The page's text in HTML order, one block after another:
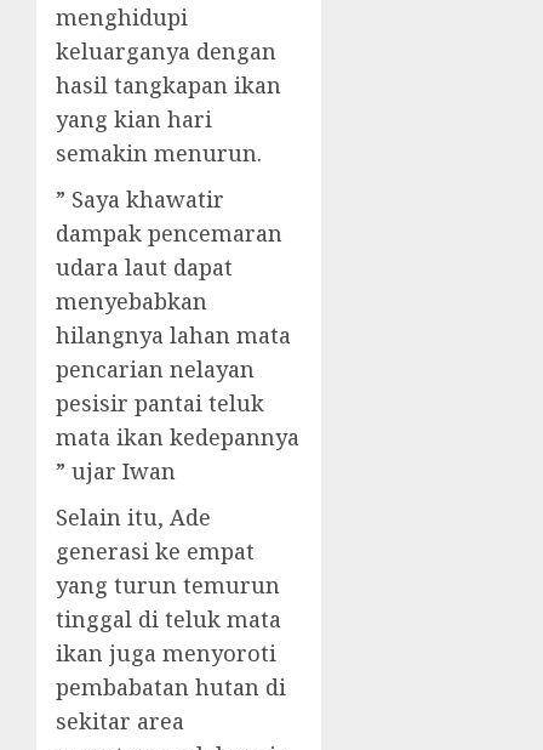
menghidupi
keluarganya dengan
hasil tangkapan ikan
yang kian hari
semakin menurun.
” Saya khawatir
dampak pencemaran
udara laut dapat
menyebabkan
hilangnya lahan mata
pencarian nelayan
pesisir pantai teluk
mata ikan kedepannya
” ujar Iwan
Selain itu, Ade
generasi ke empat
yang turun temurun
tinggal di teluk mata
ikan juga menyoroti
pembabatan hutan di
sekitar area